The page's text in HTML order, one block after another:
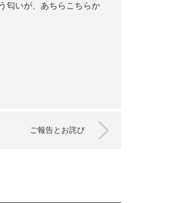
匂いが、あちらこちらか
ご報告とお詫び